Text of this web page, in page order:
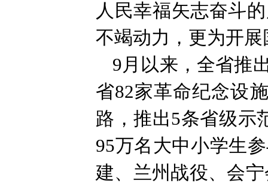
人民幸福矢志奋斗
不竭动力，更为开
9月以来，全省推
省82家革命纪念设
路，推出5条省级示
95万名大中小学生
建、兰州战役、会